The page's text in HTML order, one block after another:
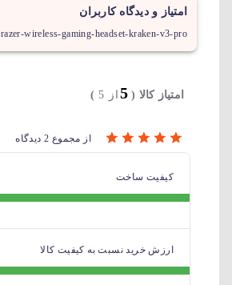
امتیاز و دیدگاه کاربران
razer-wireless-gaming-headset-kraken-v3-pro
امتیاز کالا (5 از 5 )
از مجموع 2 دیدگاه
کیفیت ساخت
ارزش خرید نسبت به کیفیت کالا